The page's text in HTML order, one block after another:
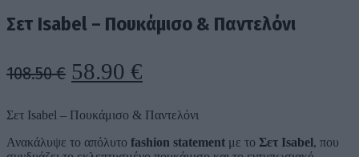
was:
109.80 €.
τιμή
είναι:
Σετ Isabel – Πουκάμισο & Παντελόνι
108.50€ Original
was:
108.50 €.
58.90 €
τιμή
είναι:
Σετ Isabel – Πουκάμισο & Παντελόνι
Ανακάλυψε το απόλυτο fashion statement με το Σετ Isabel, που